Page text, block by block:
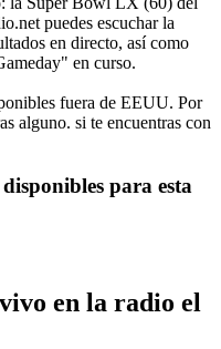
puedes escuchar la
en directo, así como
en curso.
fuera de EEUU. Por
alguno. si te encuentras con
para esta
en la radio el